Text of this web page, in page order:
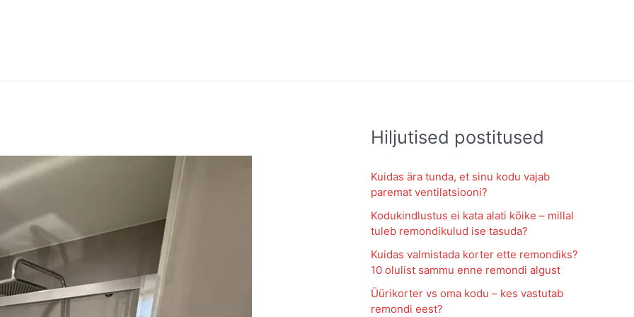
Hiljutised postitused
Kuidas ära tunda, et sinu kodu vajab
paremat ventilatsiooni?
Kodukindlustus ei kata alati kõike – millal
tuleb remondikulud ise tasuda?
Kuidas valmistada korter ette remondiks?
10 olulist sammu enne remondi algust
Üürikorter vs oma kodu – kes vastutab
remondi eest?